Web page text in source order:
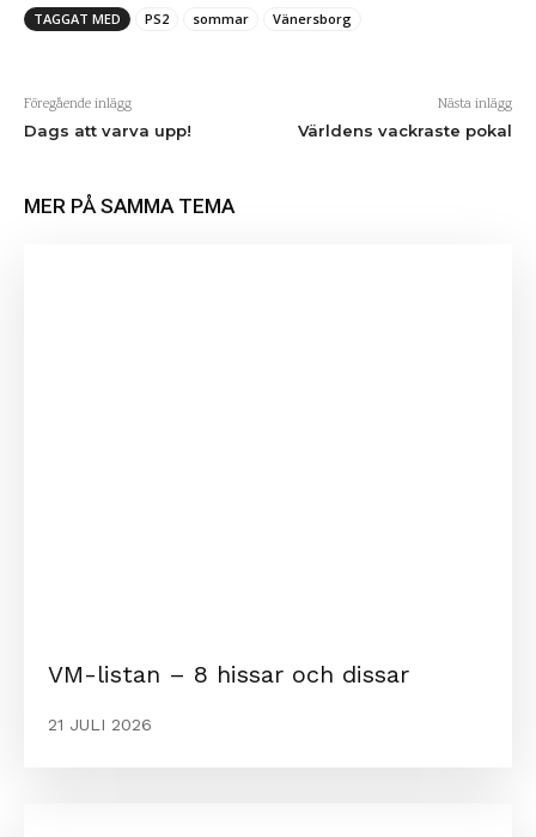
TAGGAT MED PS2 sommar Vänersborg
Föregående inlägg
Dags att varva upp!
Nästa inlägg
Världens vackraste pokal
MER PÅ SAMMA TEMA
VM-listan – 8 hissar och dissar
21 JULI 2026